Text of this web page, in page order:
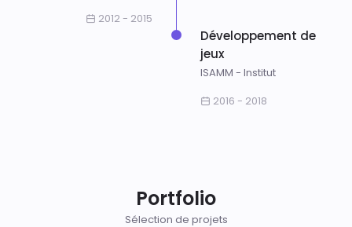
2012 - 2015
Développement de
jeux
ISAMM - Institut
2016 - 2018
Portfolio
Sélection de projets